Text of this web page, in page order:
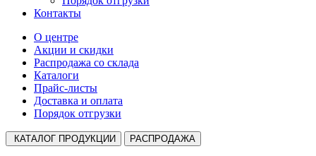
Контакты
О центре
Акции и скидки
Распродажа со склада
Каталоги
Прайс-листы
Доставка и оплата
Порядок отгрузки
КАТАЛОГ ПРОДУКЦИИ РАСПРОДАЖА